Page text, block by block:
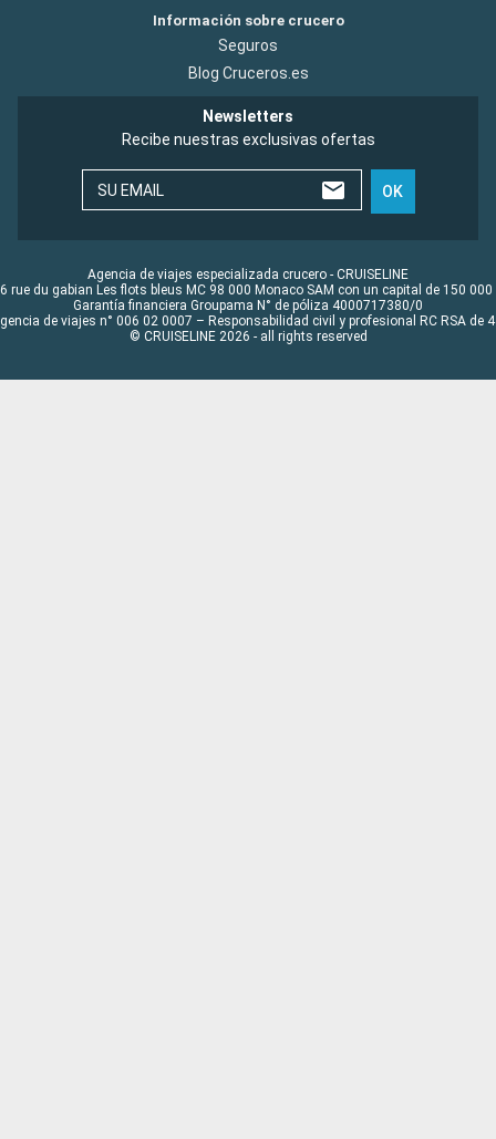
Información sobre crucero
Seguros
Blog Cruceros.es
Newsletters
Recibe nuestras exclusivas ofertas
SU EMAIL OK
Agencia de viajes especializada crucero - CRUISELINE
rue du gabian Les flots bleus MC 98 000 Monaco SAM con un capital de 150 000
Garantía financiera Groupama N° de póliza 4000717380/0
de viajes n° 006 02 0007 – Responsabilidad civil y profesional RC RSA de
© CRUISELINE 2026 - all rights reserved